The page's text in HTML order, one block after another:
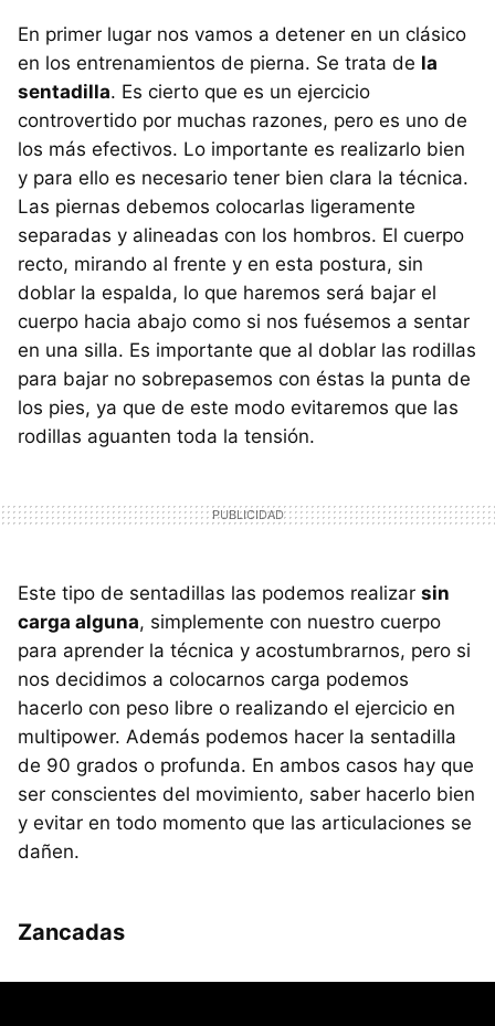
En primer lugar nos vamos a detener en un clásico
en los entrenamientos de pierna. Se trata de la
sentadilla. Es cierto que es un ejercicio
controvertido por muchas razones, pero es uno de
los más efectivos. Lo importante es realizarlo bien
y para ello es necesario tener bien clara la técnica.
Las piernas debemos colocarlas ligeramente
separadas y alineadas con los hombros. El cuerpo
recto, mirando al frente y en esta postura, sin
doblar la espalda, lo que haremos será bajar el
cuerpo hacia abajo como si nos fuésemos a sentar
en una silla. Es importante que al doblar las rodillas
para bajar no sobrepasemos con éstas la punta de
los pies, ya que de este modo evitaremos que las
rodillas aguanten toda la tensión.
Este tipo de sentadillas las podemos realizar sin
carga alguna, simplemente con nuestro cuerpo
para aprender la técnica y acostumbrarnos, pero si
nos decidimos a colocarnos carga podemos
hacerlo con peso libre o realizando el ejercicio en
multipower. Además podemos hacer la sentadilla
de 90 grados o profunda. En ambos casos hay que
ser conscientes del movimiento, saber hacerlo bien
y evitar en todo momento que las articulaciones se
dañen.
Zancadas